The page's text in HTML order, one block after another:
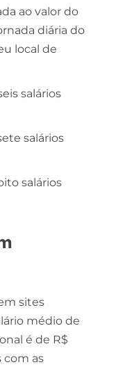
ao valor do
diária do
local de
salários
salários
salários
sites
médio de
é de R$
com as